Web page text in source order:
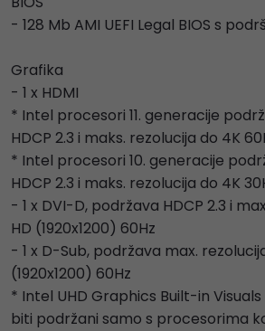
- 128 Mb AMI UEFI Legal BIOS s
Grafika
- 1 x HDMI
* Intel procesori 11. generacije
HDCP 2.3 i maks. rezolucija do 4K
* Intel procesori 10. generacije
HDCP 2.3 i maks. rezolucija do 4K
- 1 x DVI-D, podržava HDCP 2.3 i
HD (1920x1200) 60Hz
- 1 x D-Sub, podržava max.
(1920x1200) 60Hz
* Intel UHD Graphics Built-in Visuals
biti podržani samo s procesorima